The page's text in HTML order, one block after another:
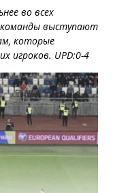
во всех
команды выступают
которые
игроков. UPD:0-4